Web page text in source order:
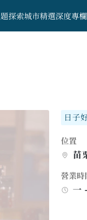
探索城市精選深度專欄
日子
位置
苗
營業時
一